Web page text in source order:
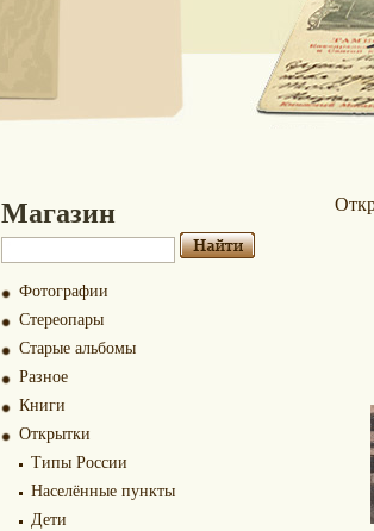
Магазин
Фотографии
Стереопары
Старые альбомы
Разное
Книги
Открытки
Типы России
Населённые пункты
Дети